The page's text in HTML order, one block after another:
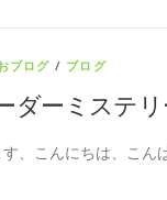
ブログ / ブログ
ダーミステ
、こんにちは、こん